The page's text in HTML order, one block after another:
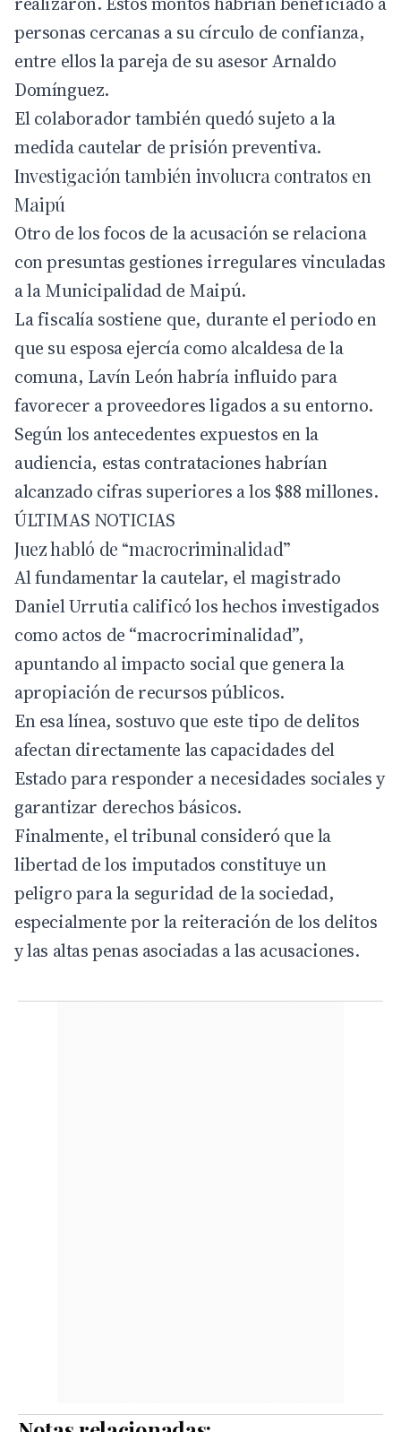
personas cercanas a su círculo de confianza,
entre ellos la pareja de su asesor Arnaldo
Domínguez.
El colaborador también quedó sujeto a la
medida cautelar de prisión preventiva.
Investigación también involucra contratos en
Maipú
Otro de los focos de la acusación se relaciona
con presuntas gestiones irregulares vinculadas
a la Municipalidad de Maipú.
La fiscalía sostiene que, durante el periodo en
que su esposa ejercía como alcaldesa de la
comuna, Lavín León habría influido para
favorecer a proveedores ligados a su entorno.
Según los antecedentes expuestos en la
audiencia, estas contrataciones habrían
alcanzado cifras superiores a los $88 millones.
ÚLTIMAS NOTICIAS
Juez habló de “macrocriminalidad”
Al fundamentar la cautelar, el magistrado
Daniel Urrutia calificó los hechos investigados
como actos de “macrocriminalidad”,
apuntando al impacto social que genera la
apropiación de recursos públicos.
En esa línea, sostuvo que este tipo de delitos
afectan directamente las capacidades del
Estado para responder a necesidades sociales y
garantizar derechos básicos.
Finalmente, el tribunal consideró que la
libertad de los imputados constituye un
peligro para la seguridad de la sociedad,
especialmente por la reiteración de los delitos
y las altas penas asociadas a las acusaciones.